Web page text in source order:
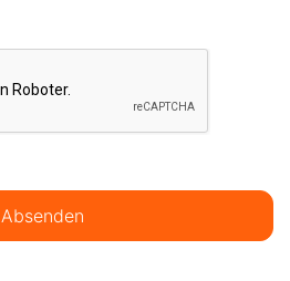
Absenden